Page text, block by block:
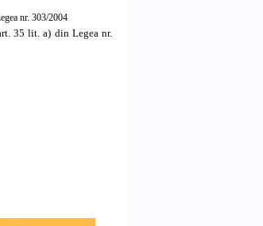
nr. 303/2004
35 lit. a) din Legea nr.